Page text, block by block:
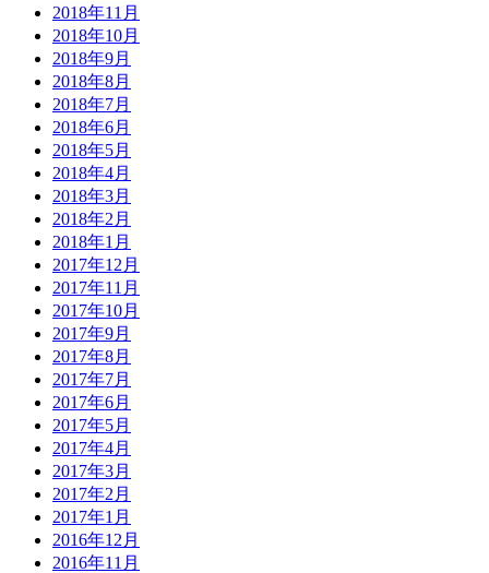
2018年11月
2018年10月
2018年9月
2018年8月
2018年7月
2018年6月
2018年5月
2018年4月
2018年3月
2018年2月
2018年1月
2017年12月
2017年11月
2017年10月
2017年9月
2017年8月
2017年7月
2017年6月
2017年5月
2017年4月
2017年3月
2017年2月
2017年1月
2016年12月
2016年11月